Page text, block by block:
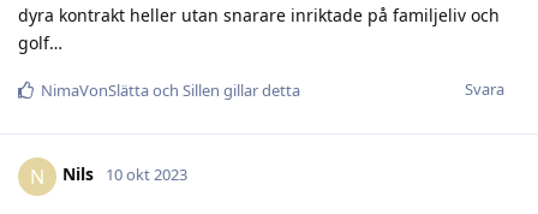
dyra kontrakt heller utan snarare inriktade på familjeliv och
golf…
Svara
NimaVonSlättaoch Sillen gillar detta
N Nils 10 okt 2023